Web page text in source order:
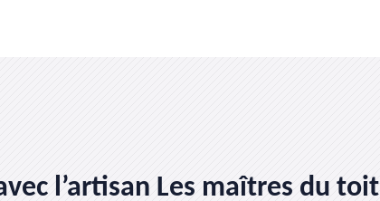
l’artisan Les maîtres du toit